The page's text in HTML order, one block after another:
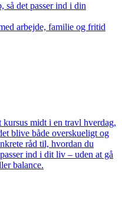
så det passer ind i din
arbejde, familie og fritid
midt i en travl hverdag,
blive både overskueligt og
råd til, hvordan du
ind i dit liv – uden at gå
balance.